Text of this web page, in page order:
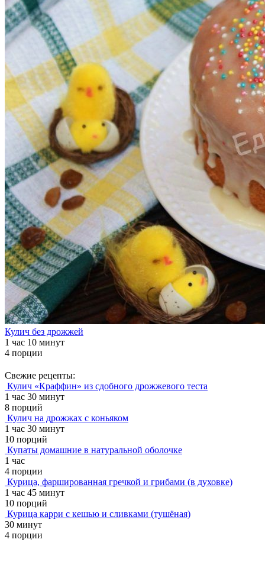
Кулич без дрожжей
1 час 10 минут
4 порции
Свежие рецепты:
Кулич «Краффин» из сдобного дрожжевого теста
1 час 30 минут
8 порций
Кулич на дрожжах с коньяком
1 час 30 минут
10 порций
Купаты домашние в натуральной оболочке
1 час
4 порции
Курица, фаршированная гречкой и грибами (в духовке)
1 час 45 минут
10 порций
Курица карри с кешью и сливками (тушёная)
30 минут
4 порции